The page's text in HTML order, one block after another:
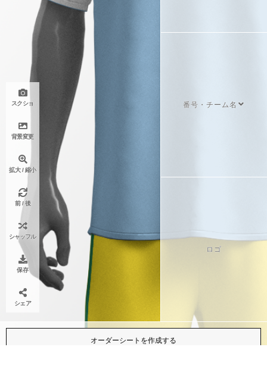
番号・チーム名
ロゴ
スクショ
背景変更
拡大 / 縮小
前 / 後
シャッフル
保存
シェア
オーダーシートを作成する